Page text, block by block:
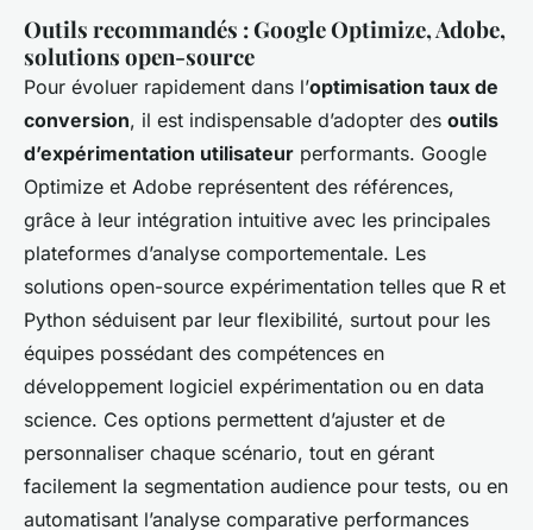
Outils recommandés : Google Optimize, Adobe,
solutions open-source
Pour évoluer rapidement dans l’optimisation taux de
conversion, il est indispensable d’adopter des outils
d’expérimentation utilisateur performants. Google
Optimize et Adobe représentent des références,
grâce à leur intégration intuitive avec les principales
plateformes d’analyse comportementale. Les
solutions open-source expérimentation telles que R et
Python séduisent par leur flexibilité, surtout pour les
équipes possédant des compétences en
développement logiciel expérimentation ou en data
science. Ces options permettent d’ajuster et de
personnaliser chaque scénario, tout en gérant
facilement la segmentation audience pour tests, ou en
automatisant l’analyse comparative performances